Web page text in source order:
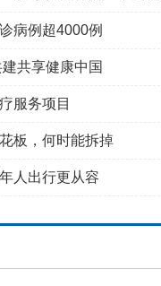
病例超4000例
共享健康中国
服务项目
板，何时能拆掉
人出行更从容